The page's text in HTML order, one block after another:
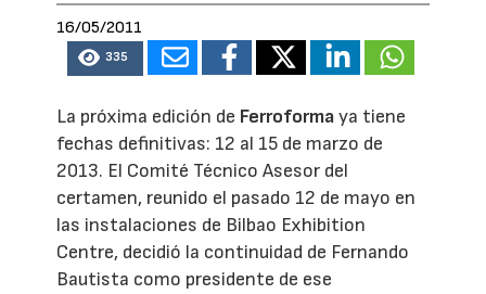
16/05/2011
335
La próxima edición de Ferroformaya tiene
fechas definitivas: 12 al 15 de marzo de
2013. El Comité Técnico Asesor del
certamen, reunido el pasado 12 de mayo en
las instalaciones de Bilbao Exhibition
Centre, decidió la continuidad de Fernando
Bautista como presidente de ese